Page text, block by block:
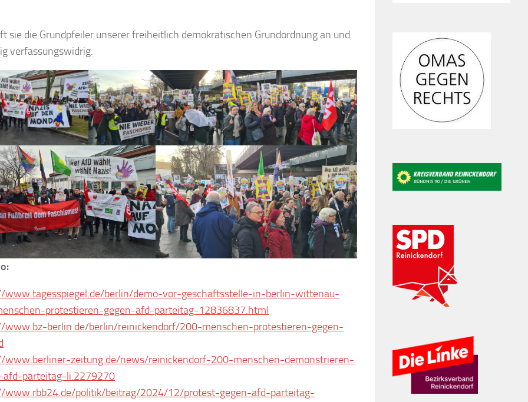
sie die Grundpfeiler unserer freiheitlich demokratischen Grundordnung an und
verfassungswidrig.
www.tagesspiegel.de/berlin/demo-vor-geschaftsstelle-in-berlin-wittenau-
protestieren-gegen-afd-parteitag-12836837.html
www.bz-berlin.de/berlin/reinickendorf/200-menschen-protestieren-gegen-
www.berliner-zeitung.de/news/reinickendorf-200-menschen-demonstrieren-
afd-parteitag-li.2279270
www.rbb24.de/politik/beitrag/2024/12/protest-gegen-afd-parteitag-